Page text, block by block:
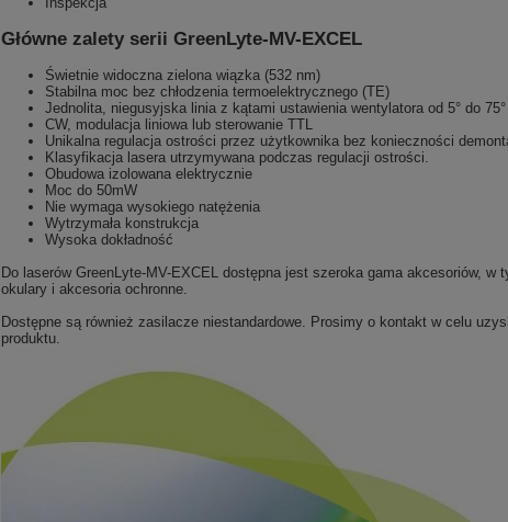
Główne zalety serii GreenLyte-MV-EXCEL
Świetnie widoczna zielona wiązka (532 nm)
Stabilna moc bez chłodzenia termoelektrycznego (TE)
Jednolita, niegusyjska linia z kątami ustawienia wentylatora od 5° do 75°
CW, modulacja liniowa lub sterowanie TTL
Unikalna regulacja ostrości przez użytkownika bez konieczności
Klasyfikacja lasera utrzymywana podczas regulacji ostrości.
Obudowa izolowana elektrycznie
Moc do 50mW
Nie wymaga wysokiego natężenia
Wytrzymała konstrukcja
Wysoka dokładność
Do laserów GreenLyte-MV-EXCEL dostępna jest szeroka gama akcesoriów, w
okulary i akcesoria ochronne.
Dostępne są również zasilacze niestandardowe. Prosimy o kontakt w celu
produktu.